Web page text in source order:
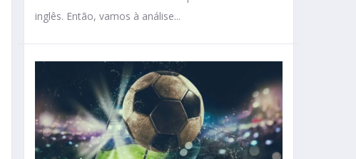
inglês. Então, vamos à análise...